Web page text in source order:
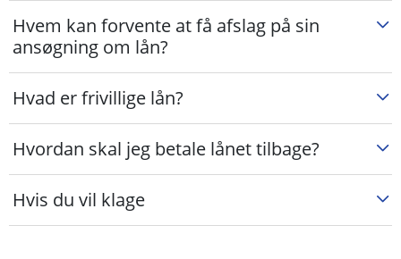
Hvem kan forvente at få afslag på sin
ansøgning om lån?
Hvad er frivillige lån?
Hvordan skal jeg betale lånet tilbage?
Hvis du vil klage